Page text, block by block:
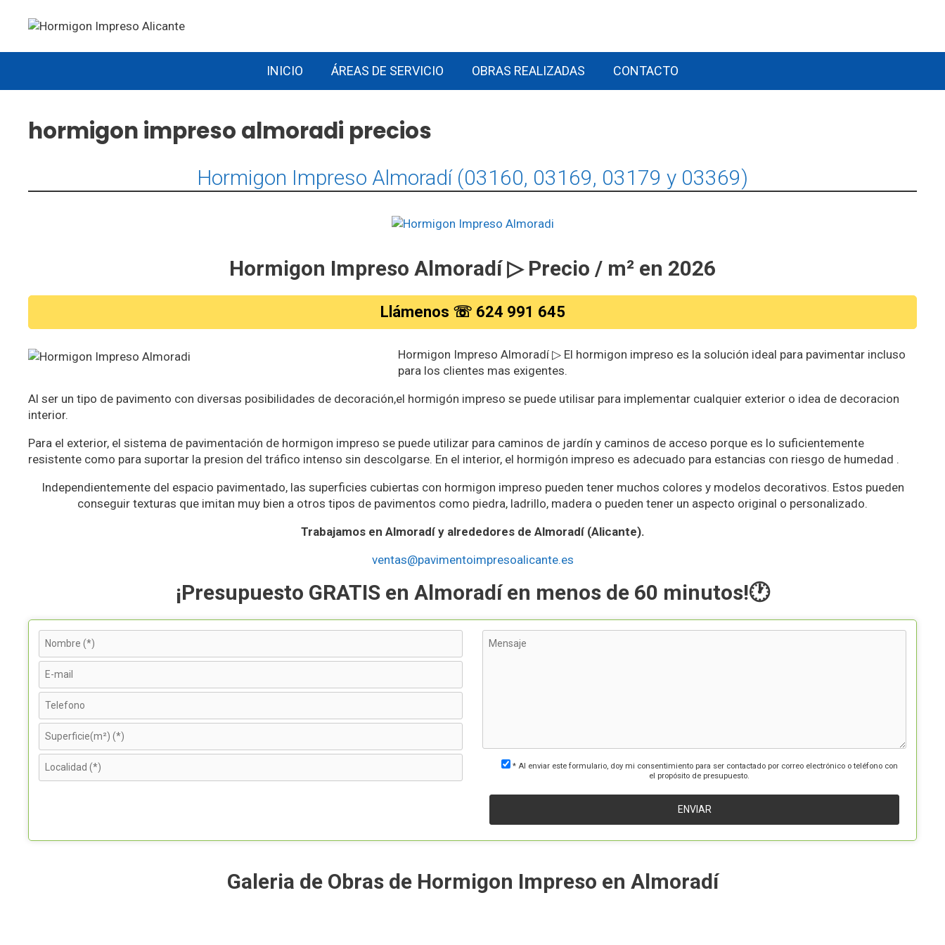
INICIO ÁREAS DE SERVICIO OBRAS REALIZADAS CONTACTO
hormigon impreso almoradi precios
Hormigon Impreso Almoradí (03160, 03169, 03179 y 03369)
Hormigon Impreso Almoradí ▷ Precio / m² en 2026
Llámenos ☏ 624 991 645
Hormigon Impreso Almoradí ▷ El hormigon impreso es la solución ideal para pavimentar incluso
para los clientes mas exigentes.
Al ser un tipo de pavimento con diversas posibilidades de decoración,el hormigón impreso se puede utilisar para implementar cualquier exterior o idea de decoracion
interior.
Para el exterior, el sistema de pavimentación de hormigon impreso se puede utilizar para caminos de jardín y caminos de acceso porque es lo suficientemente
resistente como para suportar la presion del tráfico intenso sin descolgarse. En el interior, el hormigón impreso es adecuado para estancias con riesgo de humedad .
Independientemente del espacio pavimentado, las superficies cubiertas con hormigon impreso pueden tener muchos colores y modelos decorativos. Estos pueden
conseguir texturas que imitan muy bien a otros tipos de pavimentos como piedra, ladrillo, madera o pueden tener un aspecto original o personalizado.
Trabajamos en Almoradí y alrededores de Almoradí (Alicante).
ventas@pavimentoimpresoalicante.es
¡Presupuesto GRATIS en Almoradí en menos de 60 minutos!🕐
* Al enviar este formulario, doy mi consentimiento para ser contactado por correo electrónico o teléfono con
el propósito de presupuesto.
Galeria de Obras de Hormigon Impreso en Almoradí